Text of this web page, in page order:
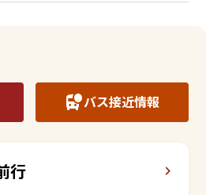
バス接近情報
行